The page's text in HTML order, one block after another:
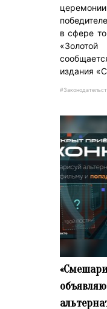
в сфере
издания